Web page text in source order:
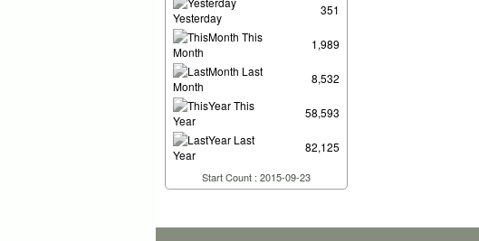
Yesterday
351
This
Month
1,989
Last
Month
8,532
This
Year
58,593
Last
Year
82,125
Start Count : 2015-09-23